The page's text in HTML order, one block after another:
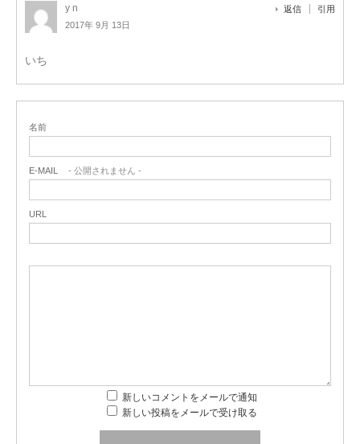
y n
2017年 9月 13日
返信 引用
いち
名前
E-MAIL - 公開されません -
URL
新しいコメントをメールで通知
新しい投稿をメールで受け取る